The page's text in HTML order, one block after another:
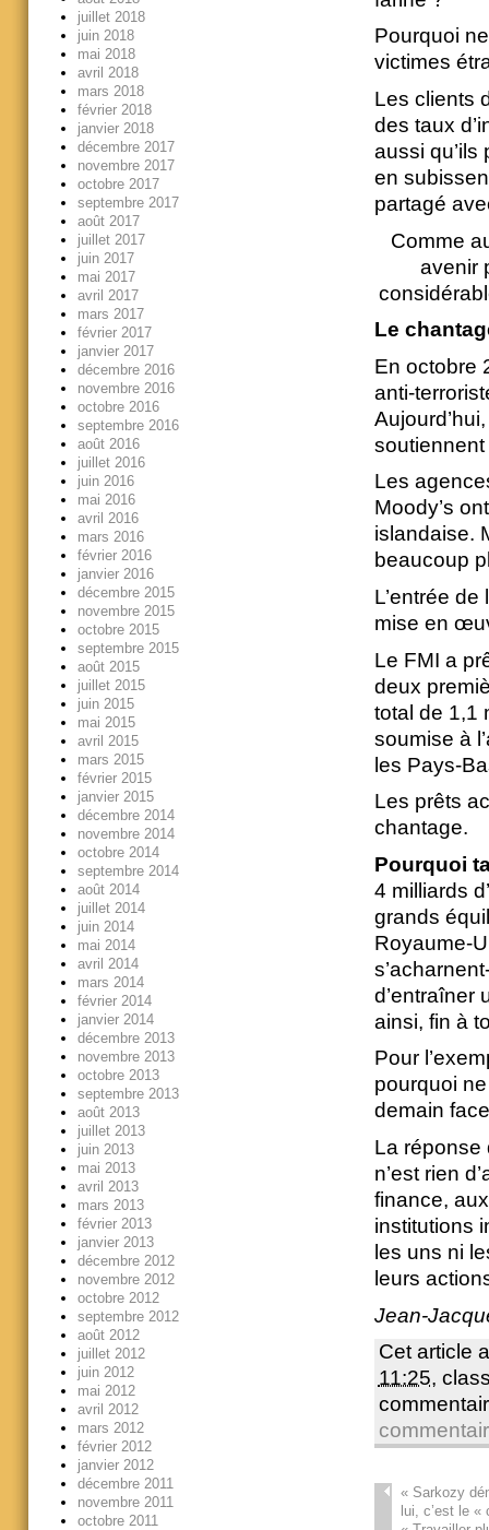
Pourquoi
victimes
Les clients
des taux
aussi qu’ils
en
partagé
Comme
avenir
Le
En octobre
anti-
soutiennent
Les
Moody’s
islandaise.
beaucoup
L’entrée
mise en
Le FMI a
deux
total de 1,1
soumise à
les Pays-
Les prêts
chantage.
Pourquoi
4 milliards
grands
Royaume-
d’entraîner
ainsi, fin à
Pour
pourquoi
demain
La réponse
n’est rien
finance,
institutions
les uns ni
leurs
Jean-
Cet article
11:25,
«Sarkozy
lui, c’est le
juillet 2018
juin 2018
mai 2018
avril 2018
mars 2018
février 2018
janvier 2018
décembre 2017
novembre 2017
octobre 2017
septembre 2017
août 2017
juillet 2017
juin 2017
mai 2017
avril 2017
mars 2017
février 2017
janvier 2017
décembre 2016
novembre 2016
octobre 2016
septembre 2016
août 2016
juillet 2016
juin 2016
mai 2016
avril 2016
mars 2016
février 2016
janvier 2016
décembre 2015
novembre 2015
octobre 2015
septembre 2015
août 2015
juillet 2015
juin 2015
mai 2015
avril 2015
mars 2015
février 2015
janvier 2015
décembre 2014
novembre 2014
octobre 2014
septembre 2014
août 2014
juillet 2014
juin 2014
mai 2014
avril 2014
mars 2014
février 2014
janvier 2014
décembre 2013
novembre 2013
octobre 2013
septembre 2013
août 2013
juillet 2013
juin 2013
mai 2013
avril 2013
mars 2013
février 2013
janvier 2013
décembre 2012
novembre 2012
octobre 2012
septembre 2012
août 2012
juillet 2012
juin 2012
mai 2012
avril 2012
mars 2012
février 2012
janvier 2012
décembre 2011
novembre 2011
octobre 2011